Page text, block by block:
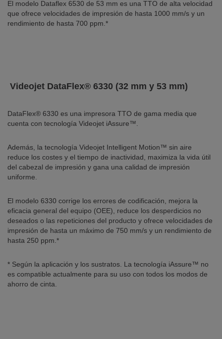
El modelo Dataflex 6530 de 53 mm es una TTO de alta velocidad
que ofrece velocidades de impresión de hasta 1000 mm/s y un
rendimiento de hasta 700 ppm.*
Videojet DataFlex® 6330 (32 mm y 53 mm)
DataFlex® 6330 es una impresora TTO de gama media que
cuenta con tecnología Videojet iAssure™.
Además, la tecnología Videojet Intelligent Motion™ sin aire
reduce los costes y el tiempo de inactividad, maximiza la vida útil
del cabezal de impresión y gana una calidad de impresión
uniforme.
El modelo 6330 corrige los errores de codificación, mejora la
eficacia general del equipo (OEE), reduce los desperdicios no
deseados o las repeticiones del producto y ofrece velocidades de
impresión de hasta un máximo de 750 mm/s y un rendimiento de
hasta 250 ppm.*
* Según la aplicación y los sustratos. La tecnología iAssure™ no
es compatible actualmente para su uso con todos los modos de
ahorro de cinta.